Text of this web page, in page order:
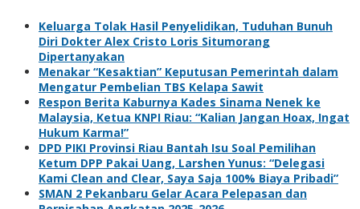
Keluarga Tolak Hasil Penyelidikan, Tuduhan Bunuh
Diri Dokter Alex Cristo Loris Situmorang
Dipertanyakan
Menakar “Kesaktian” Keputusan Pemerintah dalam
Mengatur Pembelian TBS Kelapa Sawit
Respon Berita Kaburnya Kades Sinama Nenek ke
Malaysia, Ketua KNPI Riau: “Kalian Jangan Hoax, Ingat
Hukum Karma!”
DPD PIKI Provinsi Riau Bantah Isu Soal Pemilihan
Ketum DPP Pakai Uang, Larshen Yunus: “Delegasi
Kami Clean and Clear, Saya Saja 100% Biaya Pribadi”
SMAN 2 Pekanbaru Gelar Acara Pelepasan dan